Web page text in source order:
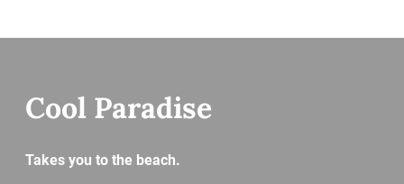
Cool Paradise
Takes you to the beach.